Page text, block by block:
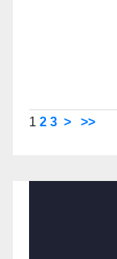
1 2 3 > >>